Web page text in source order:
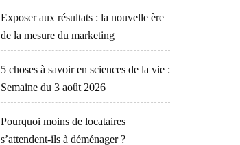
Exposer aux résultats : la nouvelle ère
de la mesure du marketing
5 choses à savoir en sciences de la vie :
Semaine du 3 août 2026
Pourquoi moins de locataires
s’attendent-ils à déménager ?